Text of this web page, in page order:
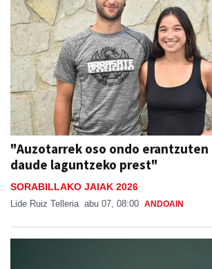
"Auzotarrek oso ondo
daude laguntzeko prest"
SORABILLAKO JAIAK 2026
Lide Ruiz Telleria abu 07, 08:00 ANDOAIN